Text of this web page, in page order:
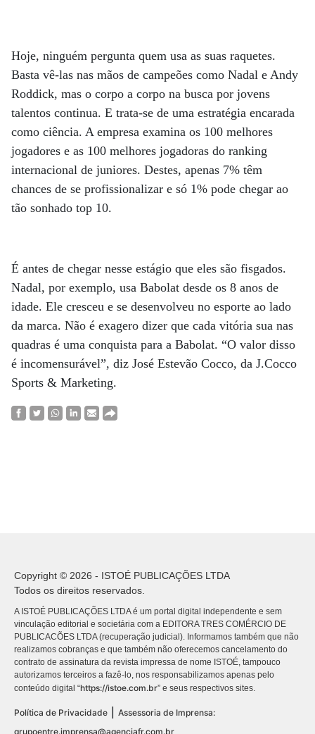
Hoje, ninguém pergunta quem usa as suas raquetes.
Basta vê-las nas mãos de campeões como Nadal e Andy
Roddick, mas o corpo a corpo na busca por jovens
talentos continua. E trata-se de uma estratégia encarada
como ciência. A empresa examina os 100 melhores
jogadores e as 100 melhores jogadoras do ranking
internacional de juniores. Destes, apenas 7% têm
chances de se profissionalizar e só 1% pode chegar ao
tão sonhado top 10.
É antes de chegar nesse estágio que eles são fisgados.
Nadal, por exemplo, usa Babolat desde os 8 anos de
idade. Ele cresceu e se desenvolveu no esporte ao lado
da marca. Não é exagero dizer que cada vitória sua nas
quadras é uma conquista para a Babolat. “O valor disso
é incomensurável”, diz José Estevão Cocco, da J.Cocco
Sports & Marketing.
Copyright © 2026 - ISTOÉ PUBLICAÇÕES LTDA
Todos os direitos reservados.
A ISTOÉ PUBLICAÇÕES LTDA é um portal digital independente e sem
vinculação editorial e societária com a EDITORA TRES COMÉRCIO DE
PUBLICACÕES LTDA (recuperação judicial). Informamos também que não
realizamos cobranças e que também não oferecemos cancelamento do
contrato de assinatura da revista impressa de nome ISTOÉ, tampouco
autorizamos terceiros a fazê-lo, nos responsabilizamos apenas pelo
conteúdo digital “https://istoe.com.br” e seus respectivos sites.
Política de Privacidade | Assessoria de Imprensa:
grupoentre.imprensa@agenciafr.com.br